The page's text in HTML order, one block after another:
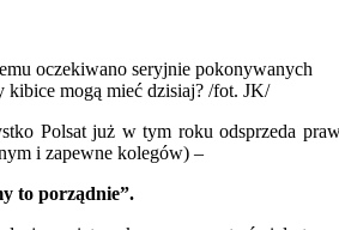
oczekiwano seryjnie pokonywanych
kibice mogą mieć dzisiaj? /fot. JK/
Polsat już w tym roku odsprzeda
i zapewne kolegów) –
to porządnie”.